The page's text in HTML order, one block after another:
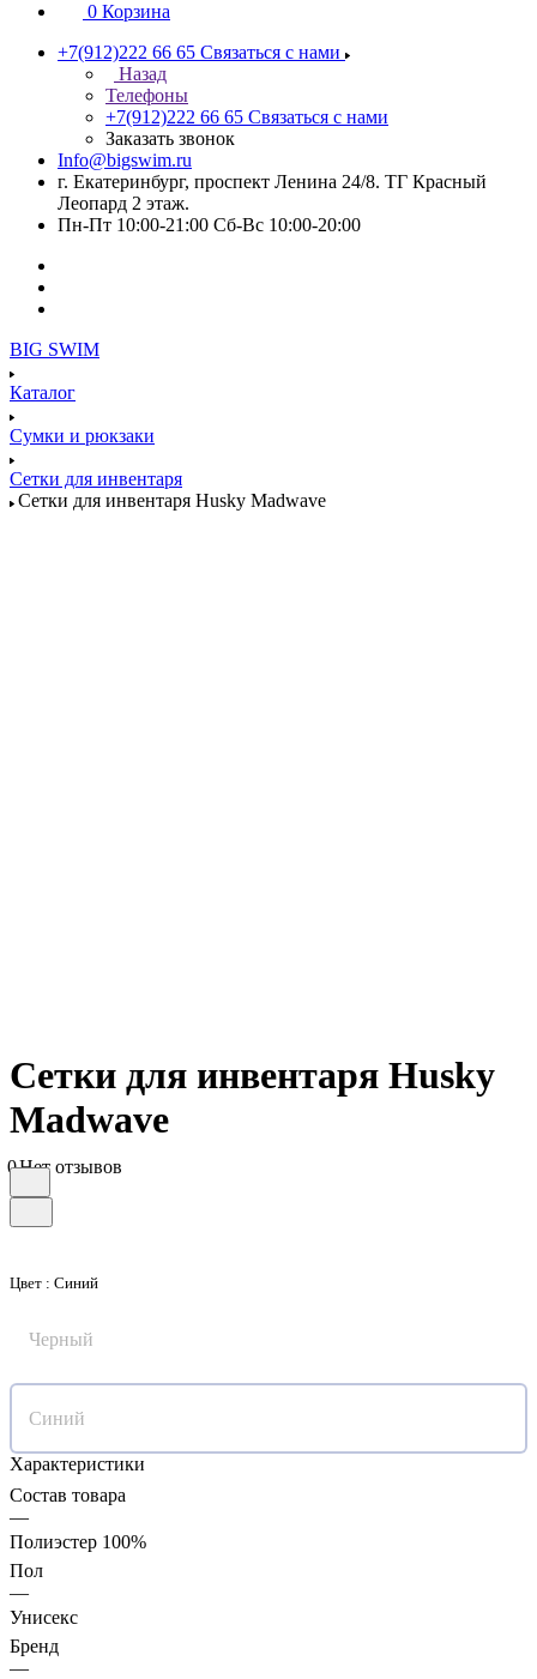
0 Корзина
+7(912)222 66 65 Связаться с нами
Назад
Телефоны
+7(912)222 66 65 Связаться с нами
Заказать звонок
Info@bigswim.ru
г. Екатеринбург, проспект Ленина 24/8. ТГ Красный
Леопард 2 этаж.
Пн-Пт 10:00-21:00 Сб-Вс 10:00-20:00
BIG SWIM
Каталог
Сумки и рюкзаки
Сетки для инвентаря
Сетки для инвентаря Husky Madwave
Сетки для инвентаря Husky
Madwave
0Нет отзывов
Цвет : Синий
Черный
Синий
Характеристики
Состав товара
—
Полиэстер 100%
Пол
—
Унисекс
Бренд
—